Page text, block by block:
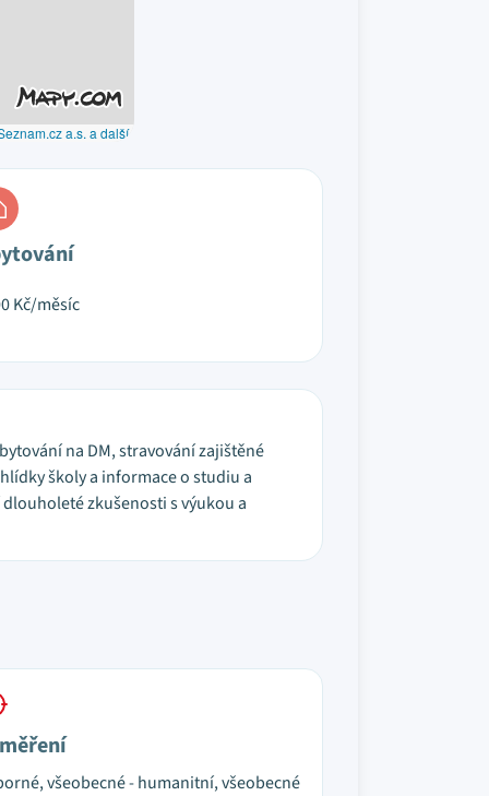
a.s. a další
Kč/měsíc
na DM, stravování zajištěné
školy a informace o studiu a
zkušenosti s výukou a
všeobecné - humanitní, všeobecné